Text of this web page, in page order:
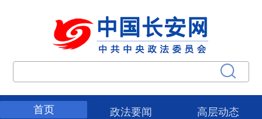
首页 政法要闻
高层动态